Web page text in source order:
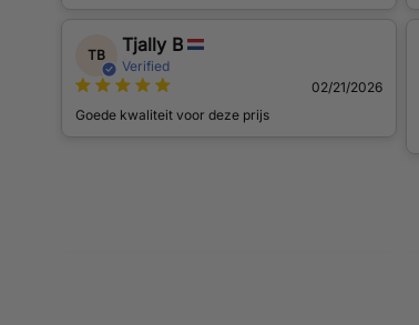
lichaam te beschermen tegen vrije radicalen.
3. Concentratie en geheugen
hersenfunctie en mentale scherpte kan
TB Tjally B
Verified
02/21/2026
Goede kwaliteit voor deze prijs